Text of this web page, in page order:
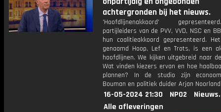
achtergronden bij het nieuws.
'Hoofdlijnenakkoord'
partijleiders van de PVV, VVD, NSC en
hun coalitieakkoord gepresenteerd.
genaamd Hoop, Lef en Trots, is een
hoofdlijnen. We kijken uitgebreid naar
Wat vinden kiezers ervan en hoe
plannen? In de studio zijn
Bouman en politiek duider Arjan
16-05-2024 21:30 NPO2
Alle afleveringen